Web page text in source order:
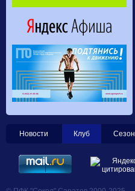
Новости Клуб Сезон